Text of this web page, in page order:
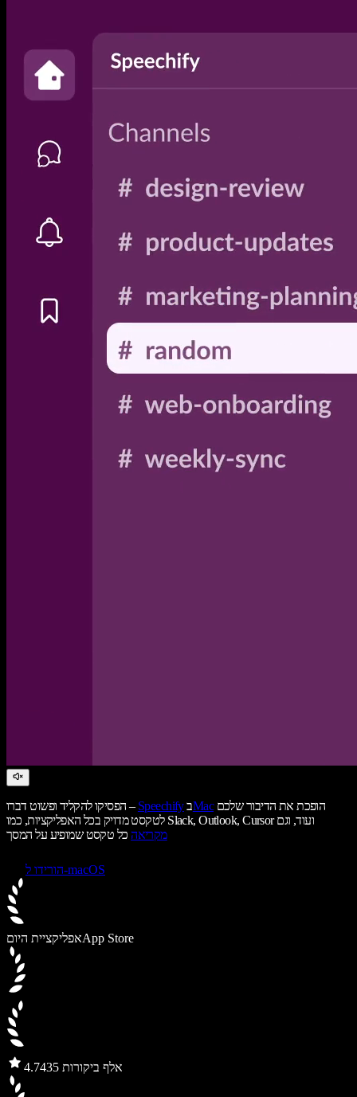
הפסיקו להקליד ופשוט דברו – Speechify בMacהופכת את הדיבור שלכם
לטקסט מדויק בכל האפליקציות, כמו Slack, Outlook, Cursor ועוד, וגם
מקריאהכל טקסט שמופיע על המסך
הורידו ל-macOS
אפליקציית היוםApp Store
4.7 435 אלף ביקורות